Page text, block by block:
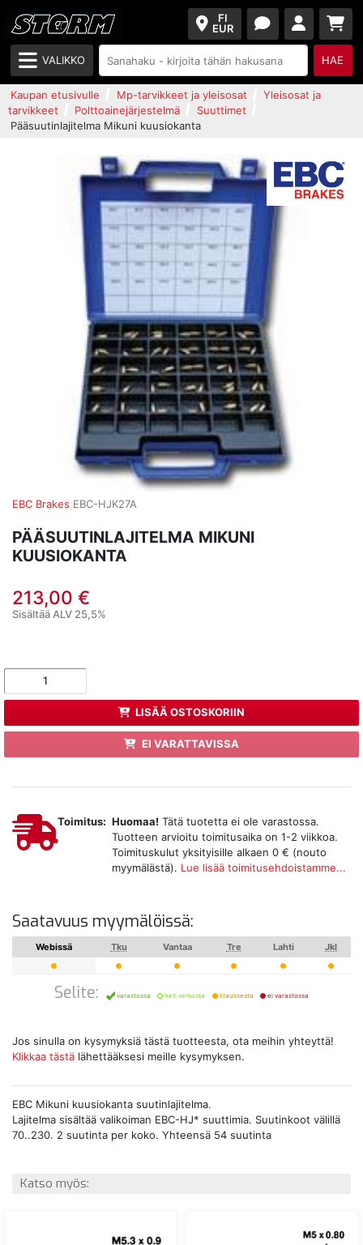
FI
EUR
VALIKKO HAE
Kaupan etusivulle Mp-tarvikkeet ja yleisosat
Yleisosat ja
tarvikkeet
Polttoainejärjestelmä
Suuttimet
Pääsuutinlajitelma Mikuni kuusiokanta
EBC Brakes EBC-HJK27A
PÄÄSUUTINLAJITELMA MIKUNI
KUUSIOKANTA
213,00 €
Sisältää ALV 25,5%
LISÄÄ OSTOSKORIIN
EI VARATTAVISSA
Toimitus: Huomaa! Tätä tuotetta ei ole varastossa.
Tuotteen arvioitu toimitusaika on 1-2 viikkoa.
Toimituskulut yksityisille alkaen 0 € (nouto
myymälästä). Lue lisää toimitusehdoistamme...
Saatavuus myymälöissä:
Webissä Tku Vantaa Tre Lahti Jkl
Selite: varastossa heti verkosta tilauksesta ei varastossa
Jos sinulla on kysymyksiä tästä tuotteesta, ota meihin yhteyttä!
Klikkaa tästä lähettääksesi meille kysymyksen.
EBC Mikuni kuusiokanta suutinlajitelma.
Lajitelma sisältää valikoiman EBC-HJ* suuttimia. Suutinkoot välillä
70..230. 2 suutinta per koko. Yhteensä 54 suutinta
Katso myös: